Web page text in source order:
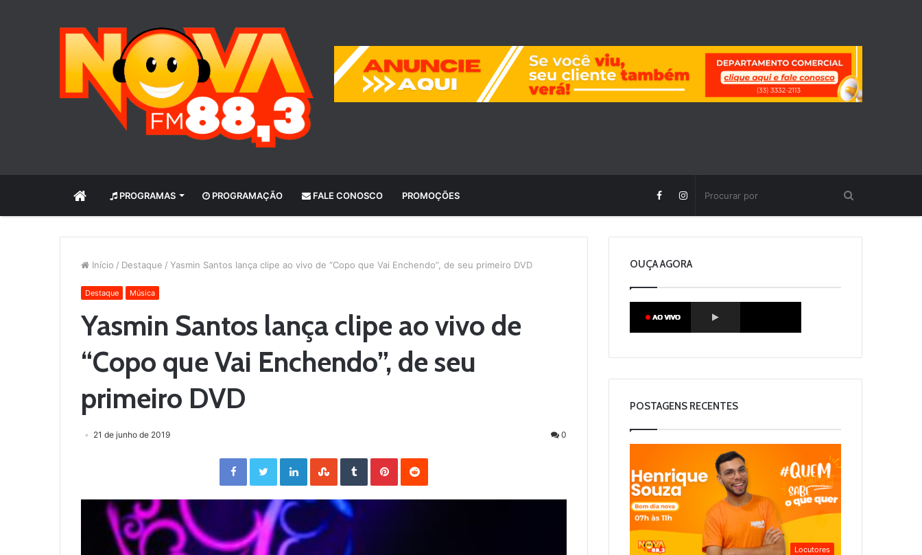
INÍCIO PROGRAMAS PROGRAMAÇÃO FALE CONOSCO PROMOÇÕES
Início / Destaque / Yasmin Santos lança clipe ao vivo de “Copo que Vai Enchendo”, de seu primeiro DVD
Destaque Música
Yasmin Santos lança clipe ao vivo de
“Copo que Vai Enchendo”, de seu
primeiro DVD
21 de junho de 2019 0
Facebook Twitter LinkedIn StumbleUpon Tumblr Pinterest
OUÇA AGORA
POSTAGENS RECENTES
Locutores